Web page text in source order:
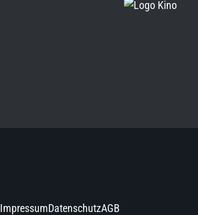
ImpressumDatenschutzAGB